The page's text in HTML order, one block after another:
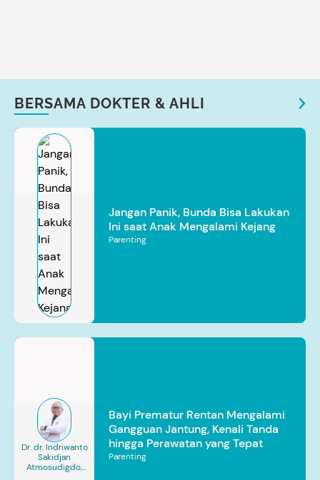
BERSAMA DOKTER & AHLI
Jangan Panik, Bunda Bisa Lakukan
Ini saat Anak Mengalami Kejang
Parenting
Dr. dr. Indriwanto
Sakidjan
Atmosudigdo,
Bayi Prematur Rentan Mengalami
Gangguan Jantung, Kenali Tanda
hingga Perawatan yang Tepat
Parenting